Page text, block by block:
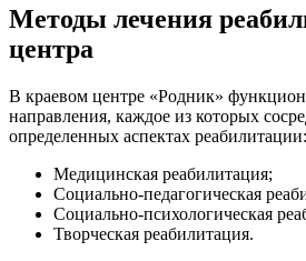
Методы лечения
центра
В краевом центре «Родник»
направления, каждое из которых
определенных аспектах реабилитации:
Медицинская реабилитация;
Социально-педагогическая
Социально-психологическая
Творческая реабилитация.